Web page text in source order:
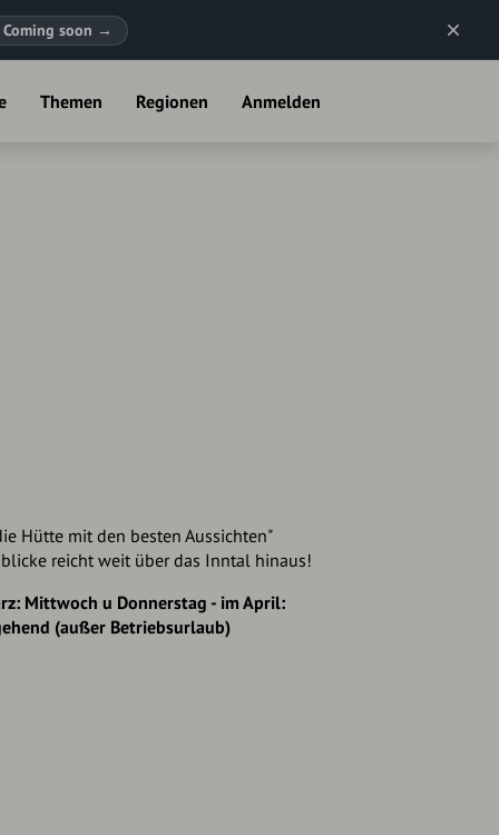
Coming soon →
Themen Regionen Anmelden
Hütte mit den besten Aussichten"
reicht weit über das Inntal hinaus!
Mittwoch u Donnerstag - im April:
(außer Betriebsurlaub)